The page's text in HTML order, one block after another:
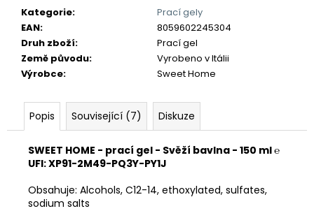
Kategorie:
Prací gely
EAN:
8059602245304
Druh zboží:
Prací gel
Země původu:
Vyrobeno v Itálii
Výrobce: Sweet Home
Popis Související (7) Diskuze
SWEET HOME - prací gel - Svěží bavlna - 150 ml ℮
UFI: XP91-2M49-PQ3Y-PY1J
Obsahuje: Alcohols, C12-14, ethoxylated, sulfates,
sodium salts